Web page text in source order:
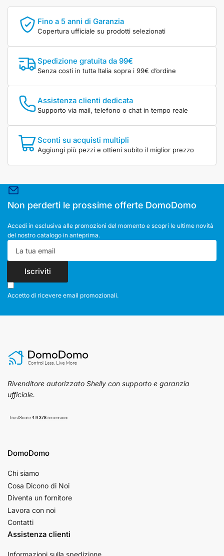
Fino a 5 anni di Garanzia
Copertura ufficiale su prodotti selezionati
Spedizione gratuita da 99€
Senza costi in tutta Italia sopra i 99€ d’ordine
Assistenza clienti dedicata
Supporto via mail, telefono o chat in tempo reale
Sconti su acquisti multipli
Aggiungi più pezzi e ottieni subito il miglior prezzo
Non perderti le prossime offerte DomoDomo
Accedi in esclusiva alle promozioni del momento e scopri le ultime novità
del nostro catalogo in anteprima.
La
tua
email
Iscriviti
Accetto di ricevere email promozionali.
Rivenditore autorizzato Shelly con supporto e garanzia
ufficiale.
DomoDomo
Chi siamo
Cosa Dicono di Noi
Diventa un fornitore
Lavora con noi
Contatti
Assistenza clienti
Informazioni sulla spedizione